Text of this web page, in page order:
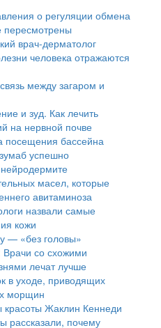
о регуляции обмена
пересмотрены
врач-дерматолог
человека отражаются
между загаром и
и зуд. Как лечить
на нервной почве
посещения бассейна
успешно
масел, которые
авитаминоза
назвали самые
кожи
— «без головы»
со схожими
лечат лучше
в уходе, приводящих
морщин
красоты Жаклин Кеннеди
рассказали, почему